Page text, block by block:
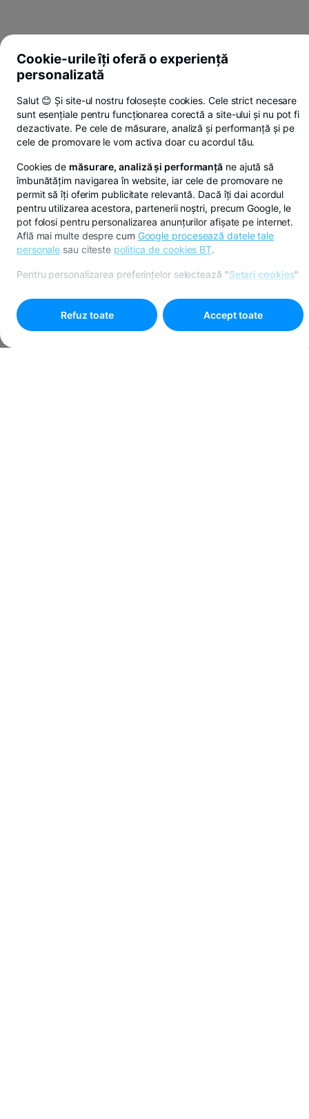
KIDDO FEST
CASHBACK DE LA BT
PAY KIDDO
Îți faci un BT Pay Kiddo, faci plăți de minim 300 de
Cookie-urile îți oferă o experiență
personalizată
Salut 😊 Și site-ul nostru folosește cookies. Cele strict necesare
sunt esențiale pentru funcționarea corectă a site-ului și nu pot fi
dezactivate. Pe cele de măsurare, analiză și performanță și pe
cele de promovare le vom activa doar cu acordul tău.
Cookies de măsurare, analiză și performanță ne ajută să
îmbunătățim navigarea în website, iar cele de promovare ne
permit să îți oferim publicitate relevantă. Dacă îți dai acordul
pentru utilizarea acestora, partenerii noștri, precum Google, le
pot folosi pentru personalizarea anunțurilor afișate pe internet.
Află mai multe despre cum Google procesează datele tale
personale sau citeste politica de cookies BT.
Pentru personalizarea preferințelor selectează "Setari cookies"
Refuz toate Accept toate